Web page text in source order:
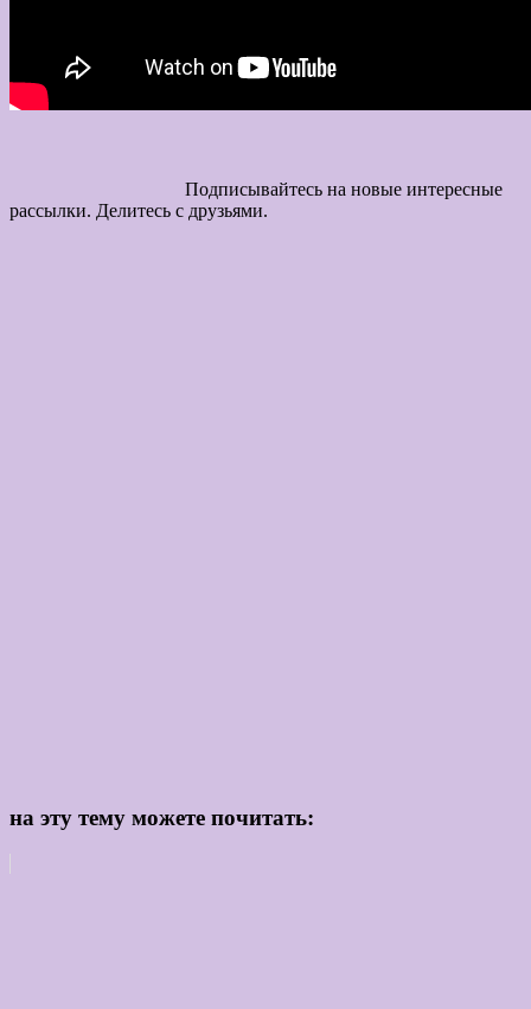
Подписывайтесь на новые интересные
рассылки. Делитесь с друзьями.
на эту тему можете почитать: